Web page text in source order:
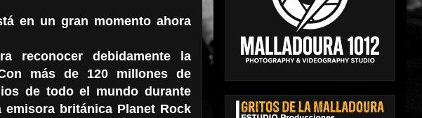
en un gran momento ahora
reconocer debidamente la
más de 120 millones de
de todo el mundo durante
​​británica Planet Rock